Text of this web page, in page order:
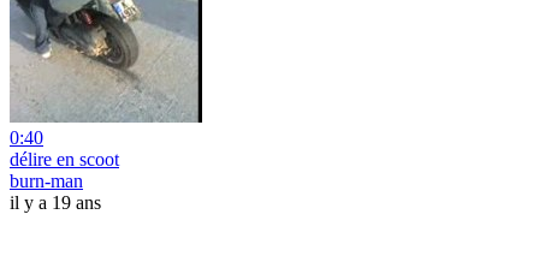
0:40
délire en scoot
burn-man
il y a 19 ans